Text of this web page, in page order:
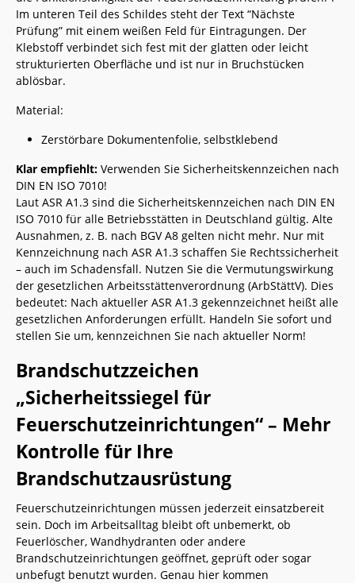
Im unteren Teil des Schildes steht der Text “Nächste
Prüfung” mit einem weißen Feld für Eintragungen. Der
Klebstoff verbindet sich fest mit der glatten oder leicht
strukturierten Oberfläche und ist nur in Bruchstücken
ablösbar.
Material:
Zerstörbare Dokumentenfolie, selbstklebend
Klar empfiehlt: Verwenden Sie Sicherheitskennzeichen nach
DIN EN ISO 7010!
Laut ASR A1.3 sind die Sicherheitskennzeichen nach DIN EN
ISO 7010 für alle Betriebsstätten in Deutschland gültig. Alte
Ausnahmen, z. B. nach BGV A8 gelten nicht mehr. Nur mit
Kennzeichnung nach ASR A1.3 schaffen Sie Rechtssicherheit
– auch im Schadensfall. Nutzen Sie die Vermutungswirkung
der gesetzlichen Arbeitsstättenverordnung (ArbStättV). Dies
bedeutet: Nach aktueller ASR A1.3 gekennzeichnet heißt alle
gesetzlichen Anforderungen erfüllt. Handeln Sie sofort und
stellen Sie um, kennzeichnen Sie nach aktueller Norm!
Brandschutzzeichen
„Sicherheitssiegel für
Feuerschutzeinrichtungen“ – Mehr
Kontrolle für Ihre
Brandschutzausrüstung
Feuerschutzeinrichtungen müssen jederzeit einsatzbereit
sein. Doch im Arbeitsalltag bleibt oft unbemerkt, ob
Feuerlöscher, Wandhydranten oder andere
Brandschutzeinrichtungen geöffnet, geprüft oder sogar
unbefugt benutzt wurden. Genau hier kommen